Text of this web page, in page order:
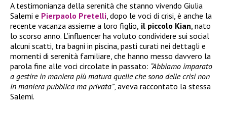
A testimonianza della serenità che stanno vivendo Giulia
Salemi e Pierpaolo Pretelli, dopo le voci di crisi, è anche la
recente vacanza assieme a loro figlio, il piccolo Kian, nato
lo scorso anno. L’influencer ha voluto condividere sui social
alcuni scatti, tra bagni in piscina, pasti curati nei dettagli e
momenti di serenità familiare, che hanno messo davvero la
parola fine alle voci circolate in passato: “Abbiamo imparato
a gestire in maniera più matura quelle che sono delle crisi non
in maniera pubblica ma privata”, aveva raccontato la stessa
Salemi.